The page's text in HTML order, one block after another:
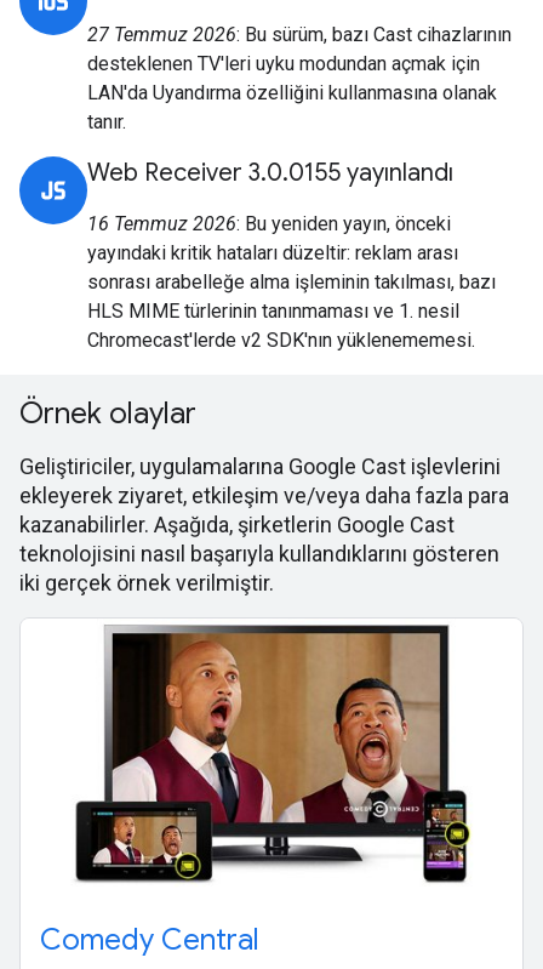
27 Temmuz 2026: Bu sürüm, bazı Cast cihazlarının
desteklenen TV'leri uyku modundan açmak için
LAN'da Uyandırma özelliğini kullanmasına olanak
tanır.
Web Receiver 3.0.0155 yayınlandı
16 Temmuz 2026: Bu yeniden yayın, önceki
yayındaki kritik hataları düzeltir: reklam arası
sonrası arabelleğe alma işleminin takılması, bazı
HLS MIME türlerinin tanınmaması ve 1. nesil
Chromecast'lerde v2 SDK'nın yüklenememesi.
Örnek olaylar
Geliştiriciler, uygulamalarına Google Cast işlevlerini
ekleyerek ziyaret, etkileşim ve/veya daha fazla para
kazanabilirler. Aşağıda, şirketlerin Google Cast
teknolojisini nasıl başarıyla kullandıklarını gösteren
iki gerçek örnek verilmiştir.
Comedy Central